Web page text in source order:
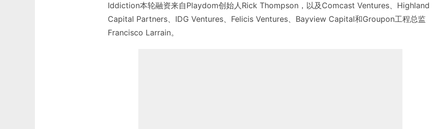
Iddiction本轮融资来自Playdom创始人Rick Thompson，以及Comcast Ventures、Highland
Capital Partners、IDG Ventures、Felicis Ventures、Bayview Capital和Groupon工程总监
Francisco Larrain。